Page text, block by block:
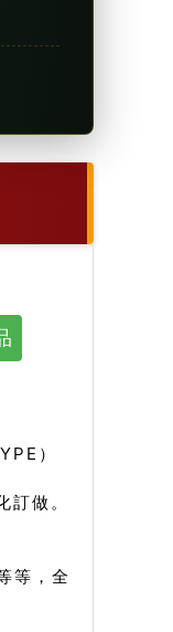
）
做。
等，全